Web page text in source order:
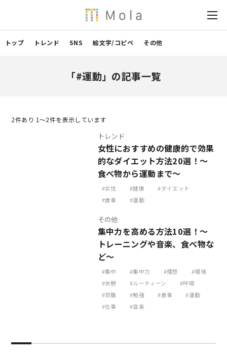
トップ トレンド SNS 絵文字/コピペ その他
「#運動」の記事一覧
2件あり 1〜2件を表示しています
トレンド
女性におすすめの健康的で効果
的なダイエット方法20選！～
食べ物から運動まで～
女性 健康
ダイエット
食事
運動
その他
集中力を高める方法10選！～
トレーニングや音楽、食べ物な
ど～
集中 集中力 理想
環境
休憩
ルーティーン
呼吸
空腹
勉強 食事
運動
仕事
音楽